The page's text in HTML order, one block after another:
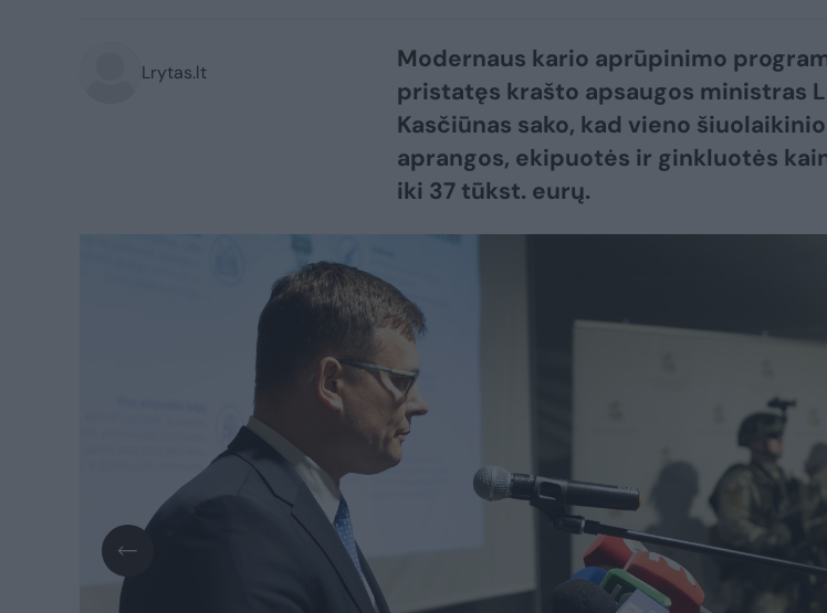
Lrytas.lt
Modernaus kario aprūpinimo
pristatęs krašto apsaugos ministras
Kasčiūnas sako, kad vieno
aprangos, ekipuotės ir ginkluotės
iki 37 tūkst. eurų.